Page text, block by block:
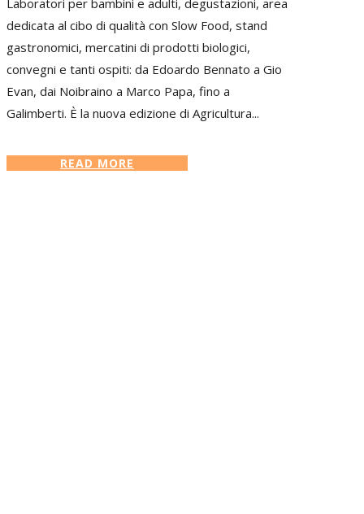
Laboratori per bambini e adulti, degustazioni, area
dedicata al cibo di qualità con Slow Food, stand
gastronomici, mercatini di prodotti biologici,
convegni e tanti ospiti: da Edoardo Bennato a Gio
Evan, dai Noibraino a Marco Papa, fino a
Galimberti. È la nuova edizione di Agricultura...
READ MORE